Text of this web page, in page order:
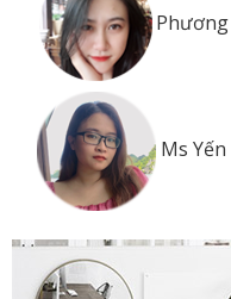
Phương
Ms Yến